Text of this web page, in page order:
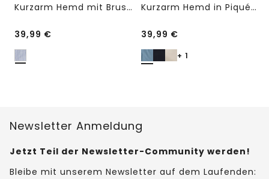
Kurzarm Hemd mit Brusttasche und Streifen
39,99 €
Kurzarm Hemd in Piqué-Qualität
39,99 €
+ 1
Newsletter Anmeldung
Jetzt Teil der Newsletter-Community werden!
Bleibe mit unserem Newsletter auf dem Laufenden: